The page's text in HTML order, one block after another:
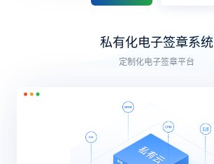
私有化电子签章系统
定制化电子签章平台